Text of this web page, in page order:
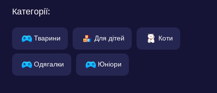
Категорії:
Тварини Для дітей Коти
Одягалки Юніори